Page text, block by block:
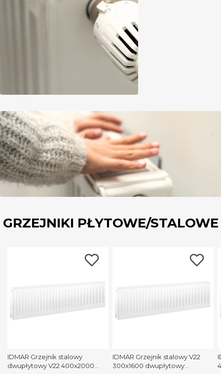
GRZEJNIKI PŁYTOWE/STALOWE
IDMAR Grzejnik stalowy
dwupłytowy V22 400x2000
IDMAR Grzejnik stalowy V22
300x1600 dwupłytowy